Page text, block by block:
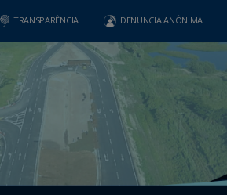
TRANSPARÊNCIA DENUNCIA ANÔNIMA